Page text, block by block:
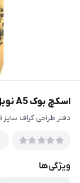
اسکچ بوک A5 نوبل
دفتر طراحی گراف سایز A5 سیمی کاغذ طراحی تیره نخودی
ویژگی‌ها